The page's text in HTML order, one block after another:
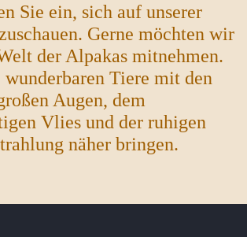
Sie ein, sich auf unserer
Gerne möchten wir
der Alpakas mitnehmen.
wunderbaren Tiere mit den
Augen, dem
Vlies und der ruhigen
näher bringen.